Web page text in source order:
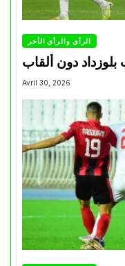
الرأي والرأي الأخر
بلوزداد دون ألقاب
Avril 30, 2026